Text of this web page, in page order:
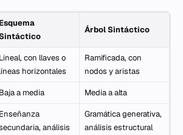
Esquema
Árbol Sintáctico
Lineal, con llaves o
líneas horizontales
Ramificada, con
nodos y aristas
Baja a media Media a alta
Enseñanza
análisis
Gramática generativa,
análisis estructural